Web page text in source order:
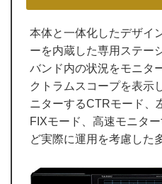
本体と一体化したデザイ
ーを内蔵した専用ステー
バンド内の状況をモニタ
クトラムスコープを表示
ニターするCTRモード、
FIXモード、高速モニタ
ど実際に運用を考慮した